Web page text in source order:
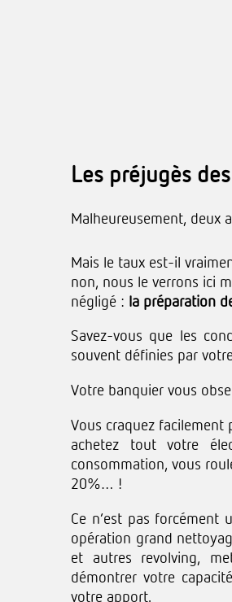
Les préjugès
Malheureusement, deux
Mais le taux est-il
non, nous le verrons ici
négligé : la préparation
Savez-vous que les
souvent définies par
Votre banquier vous
Vous craquez facilement
achetez tout votre
consommation, vous
20%… !
Ce n’est pas forcément
opération grand
et autres revolving,
démontrer votre
votre apport.